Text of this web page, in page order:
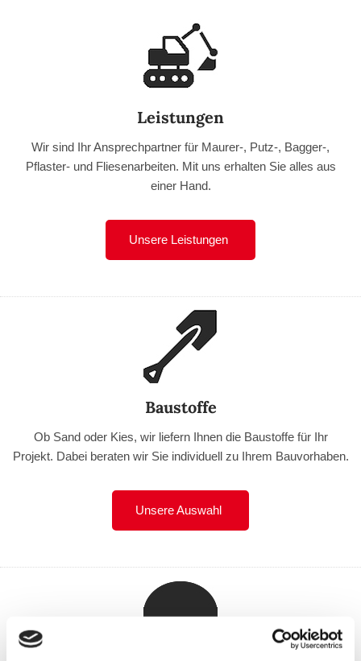
Leistungen
Wir sind Ihr Ansprechpartner für Maurer-, Putz-, Bagger-,
Pflaster- und Fliesenarbeiten. Mit uns erhalten Sie alles aus
einer Hand.
Unsere Leistungen
Baustoffe
Ob Sand oder Kies, wir liefern Ihnen die Baustoffe für Ihr
Projekt. Dabei beraten wir Sie individuell zu Ihrem Bauvorhaben.
Unsere Auswahl